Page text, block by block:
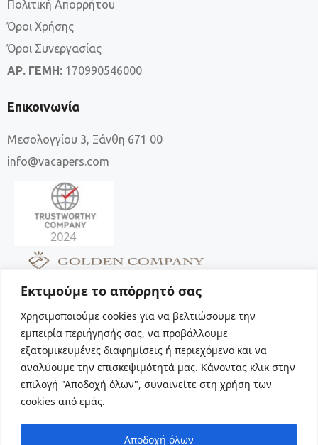
Εκτιμούμε το απόρρητό σας
Χρησιμοποιούμε cookies για να βελτιώσουμε την
εμπειρία περιήγησής σας, να προβάλλουμε
εξατομικευμένες διαφημίσεις ή περιεχόμενο και να
αναλύουμε την επισκεψιμότητά μας. Κάνοντας κλικ στην
επιλογή "Αποδοχή όλων", συναινείτε στη χρήση των
cookies από εμάς.
Αποδοχή όλων
Πολιτική Απορρήτου
Όροι Χρήσης
Όροι Συνεργασίας
ΑΡ. ΓΕΜΗ: 170990546000
Επικοινωνία
Μεσολογγίου 3, Ξάνθη 671 00
info@vacapers.com
Social